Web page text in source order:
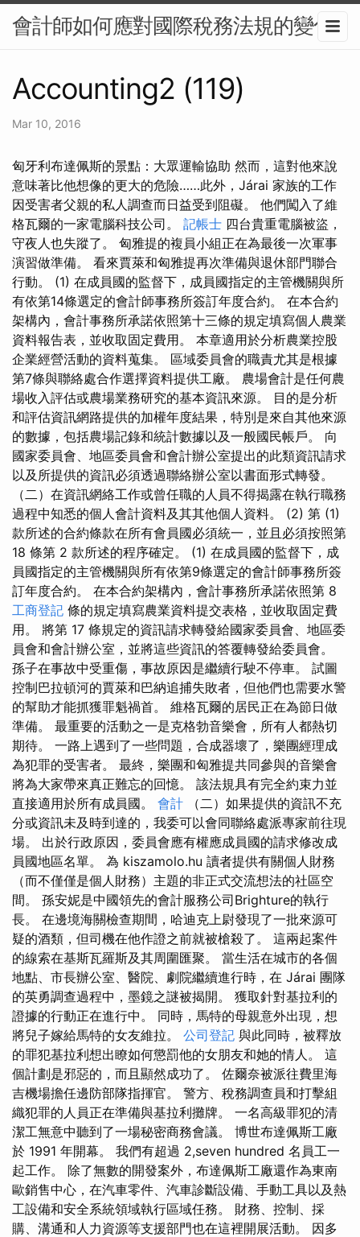
會計師如何應對國際稅務法規的變化
Accounting2 (119)
Mar 10, 2016
匈牙利布達佩斯的景點：大眾運輸協助 然而，這對他來說
意味著比他想像的更大的危險……此外，Járai 家族的工作
因受害者父親的私人調查而日益受到阻礙。 他們闖入了維
格瓦爾的一家電腦科技公司。 記帳士 四台貴重電腦被盜，
守夜人也失蹤了。 匈雅提的複員小組正在為最後一次軍事
演習做準備。 看來賈萊和匈雅提再次準備與退休部門聯合
行動。 (1) 在成員國的監督下，成員國指定的主管機關與所
有依第14條選定的會計師事務所簽訂年度合約。 在本合約
架構內，會計事務所承諾依照第十三條的規定填寫個人農業
資料報告表，並收取固定費用。 本章適用於分析農業控股
企業經營活動的資料蒐集。 區域委員會的職責尤其是根據
第7條與聯絡處合作選擇資料提供工廠。 農場會計是任何農
場收入評估或農場業務研究的基本資訊來源。 目的是分析
和評估資訊網路提供的加權年度結果，特別是來自其他來源
的數據，包括農場記錄和統計數據以及一般國民帳戶。 向
國家委員會、地區委員會和會計辦公室提出的此類資訊請求
以及所提供的資訊必須透過聯絡辦公室以書面形式轉發。
（二）在資訊網絡工作或曾任職的人員不得揭露在執行職務
過程中知悉的個人會計資料及其其他個人資料。 (2) 第 (1)
款所述的合約條款在所有會員國必須統一，並且必須按照第
18 條第 2 款所述的程序確定。 (1) 在成員國的監督下，成
員國指定的主管機關與所有依第9條選定的會計師事務所簽
訂年度合約。 在本合約架構內，會計事務所承諾依照第 8
工商登記 條的規定填寫農業資料提交表格，並收取固定費
用。 將第 17 條規定的資訊請求轉發給國家委員會、地區委
員會和會計辦公室，並將這些資訊的答覆轉發給委員會。
孫子在事故中受重傷，事故原因是繼續行駛不停車。 試圖
控制巴拉頓河的賈萊和巴納追捕失敗者，但他們也需要水警
的幫助才能抓獲罪魁禍首。 維格瓦爾的居民正在為節日做
準備。 最重要的活動之一是克格勃音樂會，所有人都熱切
期待。 一路上遇到了一些問題，合成器壞了，樂團經理成
為犯罪的受害者。 最終，樂團和匈雅提共同參與的音樂會
將為大家帶來真正難忘的回憶。 該法規具有完全約束力並
直接適用於所有成員國。 會計 （二）如果提供的資訊不充
分或資訊未及時到達的，我委可以會同聯絡處派專家前往現
場。 出於行政原因，委員會應有權應成員國的請求修改成
員國地區名單。 為 kiszamolo.hu 讀者提供有關個人財務
（而不僅僅是個人財務）主題的非正式交流想法的社區空
間。 孫安妮是中國領先的會計服務公司Brighture的執行
長。 在邊境海關檢查期間，哈迪克上尉發現了一批來源可
疑的酒類，但司機在他作證之前就被槍殺了。 這兩起案件
的線索在基斯瓦羅斯及其周圍匯聚。 當生活在城市的各個
地點、市長辦公室、醫院、劇院繼續進行時，在 Járai 團隊
的英勇調查過程中，墨鏡之謎被揭開。 獲取針對基拉利的
證據的行動正在進行中。 同時，馬特的母親意外出現，想
將兒子嫁給馬特的女友維拉。 公司登記 與此同時，被釋放
的罪犯基拉利想出瞭如何懲罰他的女朋友和她的情人。 這
個計劃是邪惡的，而且顯然成功了。 佐爾奈被派往費里海
吉機場擔任邊防部隊指揮官。 警方、稅務調查員和打擊組
織犯罪的人員正在準備與基拉利攤牌。 一名高級罪犯的清
潔工無意中聽到了一場秘密商務會議。 博世布達佩斯工廠
於 1991 年開幕。 我們有超過 2,seven hundred 名員工一
起工作。 除了無數的開發案外，布達佩斯工廠還作為東南
歐銷售中心，在汽車零件、汽車診斷設備、手動工具以及熱
工設備和安全系統領域執行區域任務。 財務、控制、採
購、溝通和人力資源等支援部門也在這裡開展活動。 因多